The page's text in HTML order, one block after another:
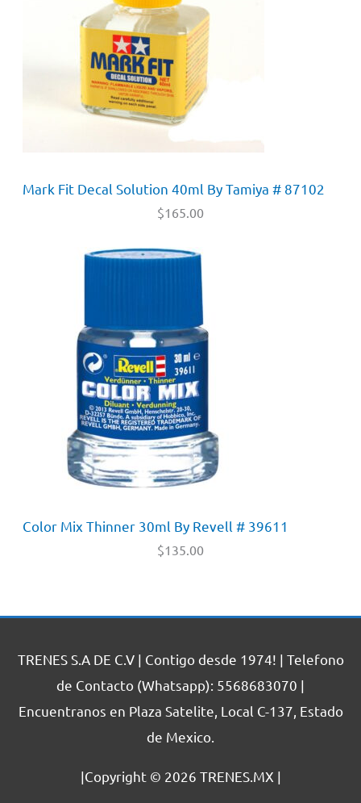
Mark Fit Decal Solution 40ml By Tamiya # 87102
$165.00
Color Mix Thinner 30ml By Revell # 39611
$135.00
TRENES S.A DE C.V | Contigo desde 1974! | Telefono
de Contacto (Whatsapp): 5568683070 |
Encuentranos en Plaza Satelite, Local C-137, Estado
de Mexico.
|Copyright © 2026 TRENES.MX |